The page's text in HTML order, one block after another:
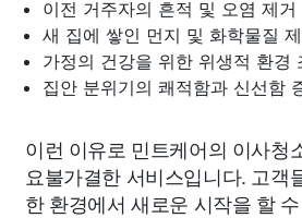
이전 거주자의 흔적 및 오염 제거
새 집에 쌓인 먼지 및 화학물질
가정의 건강을 위한 위생적 환경
집안 분위기의 쾌적함과 신선함
이런 이유로 민트케어의 이사청
요불가결한 서비스입니다. 고객
한 환경에서 새로운 시작을 할